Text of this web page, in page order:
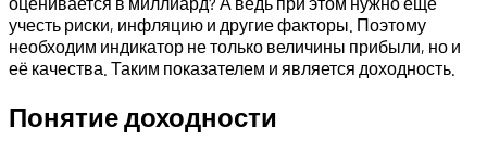
учесть риски, инфляцию и другие факторы. Поэтому
необходим индикатор не только величины прибыли, но и
её качества. Таким показателем и является доходность.
Понятие доходности